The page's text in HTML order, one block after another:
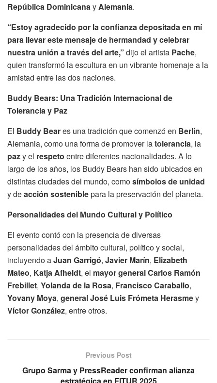
República DominicanayAlemania.
“Estoy agradecido por la confianza depositada en mí
para llevar este mensaje de hermandad y celebrar
nuestra unión a través del arte,” dijo el artista Pache,
quien transformó la escultura en un vibrante homenaje a la
amistad entre las dos naciones.
Buddy Bears: Una Tradición Internacional de
Tolerancia y Paz
El Buddy Beares una tradición que comenzó en Berlín,
Alemania, como una forma de promover latolerancia, la
pazy el respeto entre diferentes nacionalidades. A lo
largo de los años, los Buddy Bears han sido ubicados en
distintas ciudades del mundo, comosímbolos de unidad
y deacción sosteniblepara la preservación del planeta.
Personalidades del Mundo Cultural y Político
El evento contó con la presencia de diversas
personalidades del ámbito cultural, político y social,
incluyendo aJuan Garrigó, Javier Marín, Elizabeth
Mateo, Katja Afheldt, el mayor general Carlos Ramón
Frebillet, Yolanda de la Rosa, Francisco Caraballo,
Yovany Moya, general José Luis Frómeta Herasmey
Víctor González, entre otros.
Previous Post
Grupo Sarma y PressReader confirman alianza
estratégica en FITUR 2025